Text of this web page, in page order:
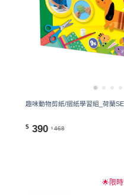
趣味動物剪紙/摺紙學習組_荷蘭
$ 390 $ 468
🌟限